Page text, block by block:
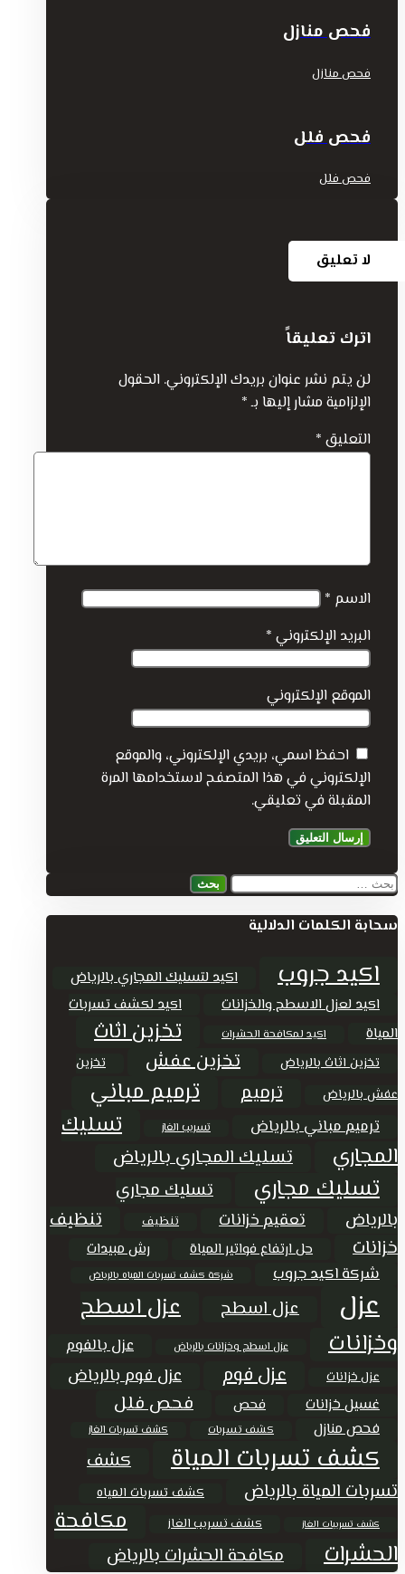
فحص منازل
فحص منازل
فحص فلل
فحص فلل
لا تعليق
اترك تعليقاً
لن يتم نشر عنوان بريدك الإلكتروني. الحقول
الإلزامية مشار إليها بـ*
التعليق *
الاسم *
البريد الإلكتروني *
الموقع الإلكتروني
احفظ اسمي، بريدي الإلكتروني، والموقع
الإلكتروني في هذا المتصفح لاستخدامها المرة
المقبلة في تعليقي.
إرسال التعليق
البحث
بحث
سحابة الكلمات الدلالية
اكيد جروب اكيد لتسليك المجاري بالرياض
اكيد لعزل الاسطح والخزانات
اكيد لكشف تسربات
المياة
اكيد لمكافحة الحشرات تخزين اثاث
تخزين اثاث بالرياض تخزين عفش
تخزين
عفش بالرياض
ترميم ترميم مباني
ترميم مباني بالرياض تسريب الغاز
تسليك
المجاري
تسليك المجاري بالرياض
تسليك مجاري
تسليك مجاري
بالرياض
تعقيم خزانات تنظيف
تنظيف
خزانات
حل ارتفاع فواتير المياة رش مبيدات
شركة اكيد جروب شركة كشف تسربات المياه بالرياض
عزل عزل اسطح
عزل اسطح
وخزانات
عزل اسطح وخزانات بالرياض عزل بالفوم
عزل خزانات عزل فوم عزل فوم بالرياض
غسيل خزانات فحص فحص فلل
فحص منازل كشف تسربات كشف تسربات الغاز
كشف تسربات المياة
كشف
تسربات المياة بالرياض
كشف تسربات المياه
كشف تسريبات الغاز كشف تسريب الغاز
مكافحة
الحشرات
مكافحة الحشرات بالرياض